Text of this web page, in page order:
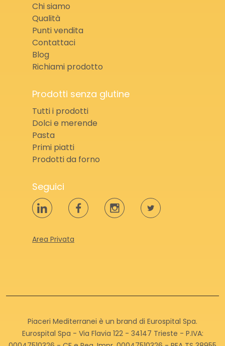
Chi siamo
Qualità
Punti vendita
Contattaci
Blog
Richiami prodotto
Prodotti senza glutine
Tutti i prodotti
Dolci e merende
Pasta
Primi piatti
Prodotti da forno
Seguici
Area Privata
Piaceri Mediterranei è un brand di Eurospital Spa.
Eurospital Spa - Via Flavia 122 - 34147 Trieste - P.IVA: